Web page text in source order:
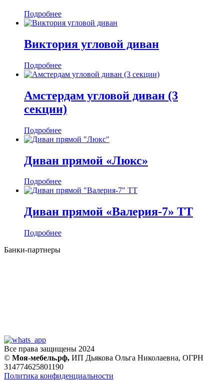
Подробнее
Виктория угловой диван
Подробнее
Амстердам угловой диван (3
секции)
Подробнее
Диван прямой «Люкс»
Подробнее
Диван прямой «Валерия-7» ТТ
Подробнее
Банки-партнеры
Все права защищены 2024
© Моя-мебель.рф, ИП Дьякова Ольга Николаевна, ОГРН
314774625801190
Политика конфиденциальности